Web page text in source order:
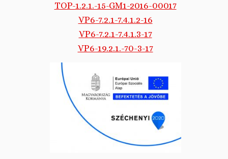
TOP-1.2.1.-15-GM1-2016-00017
VP6-7.2.1-7.4.1.2-16
VP6-7.2.1-7.4.1.3-17
VP6-19.2.1.-70-3-17